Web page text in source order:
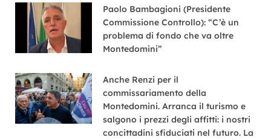
Paolo Bambagioni (Presidente
Commissione Controllo): “C’è un
problema di fondo che va oltre
Montedomini”
Anche Renzi per il
commissariamento della
Montedomini. Arranca il turismo e
salgono i prezzi degli affitti: i nostri
concittadini sfiduciati nel futuro. La